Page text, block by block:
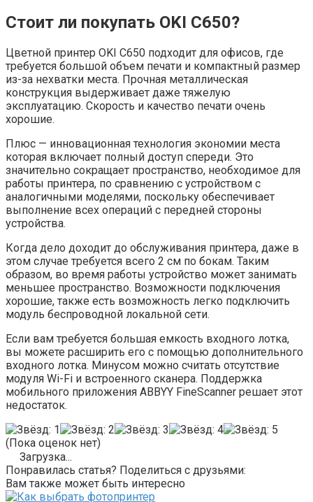
Стоит ли покупать OKI C650?
Цветной принтер OKI C650 подходит для офисов, где
требуется большой объем печати и компактный размер
из-за нехватки места. Прочная металлическая
конструкция выдерживает даже тяжелую
эксплуатацию. Скорость и качество печати очень
хорошие.
Плюс — инновационная технология экономии места
которая включает полный доступ спереди. Это
значительно сокращает пространство, необходимое для
работы принтера, по сравнению с устройством с
аналогичными моделями, поскольку обеспечивает
выполнение всех операций с передней стороны
устройства.
Когда дело доходит до обслуживания принтера, даже в
этом случае требуется всего 2 см по бокам. Таким
образом, во время работы устройство может занимать
меньшее пространство. Возможности подключения
хорошие, также есть возможность легко подключить
модуль беспроводной локальной сети.
Если вам требуется большая емкость входного лотка,
вы можете расширить его с помощью дополнительного
входного лотка. Минусом можно считать отсутствие
модуля Wi-Fi и встроенного сканера. Поддержка
мобильного приложения ABBYY FineScanner решает этот
недостаток.
(Пока оценок нет)
Загрузка...
Понравилась статья? Поделиться с друзьями:
Вам также может быть интересно